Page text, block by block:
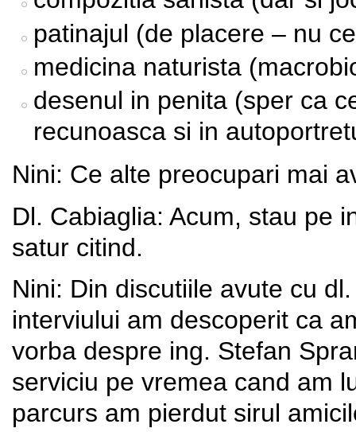
patinajul (de placere – nu
medicina naturista
desenul in penita (sper ca
recunoasca si in
Nini: Ce alte preocupari mai
Dl. Cabiaglia: Acum, stau pe
satur citind.
Nini: Din discutiile avute cu
interviului am descoperit ca
vorba despre ing. Stefan
serviciu pe vremea cand am
parcurs am pierdut sirul